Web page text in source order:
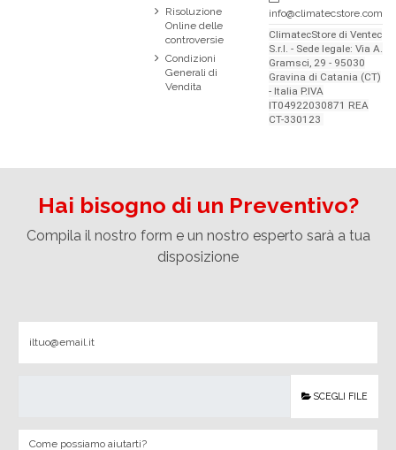
Risoluzione
Online delle
controversie
Condizioni
Generali di
Vendita
info@climatecstore.com
ClimatecStore di Ventec
S.r.l. - Sede legale: Via A.
Gramsci, 29 - 95030
Gravina di Catania (CT)
- Italia P.IVA
IT04922030871 REA
CT-330123
Hai bisogno di un Preventivo?
Compila il nostro form e un nostro esperto sarà a tua
disposizione
SCEGLI FILE